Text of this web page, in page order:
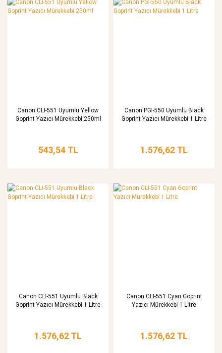
Canon CLI-551 Uyumlu Yellow
Goprint Yazıcı Mürekkebi 250ml
543,54 TL
Canon PGI-550 Uyumlu Black
Goprint Yazıcı Mürekkebi 1 Litre
1.576,62 TL
Canon CLI-551 Uyumlu Black
Goprint Yazıcı Mürekkebi 1 Litre
1.576,62 TL
Canon CLI-551 Cyan Goprint
Yazıcı Mürekkebi 1 Litre
1.576,62 TL